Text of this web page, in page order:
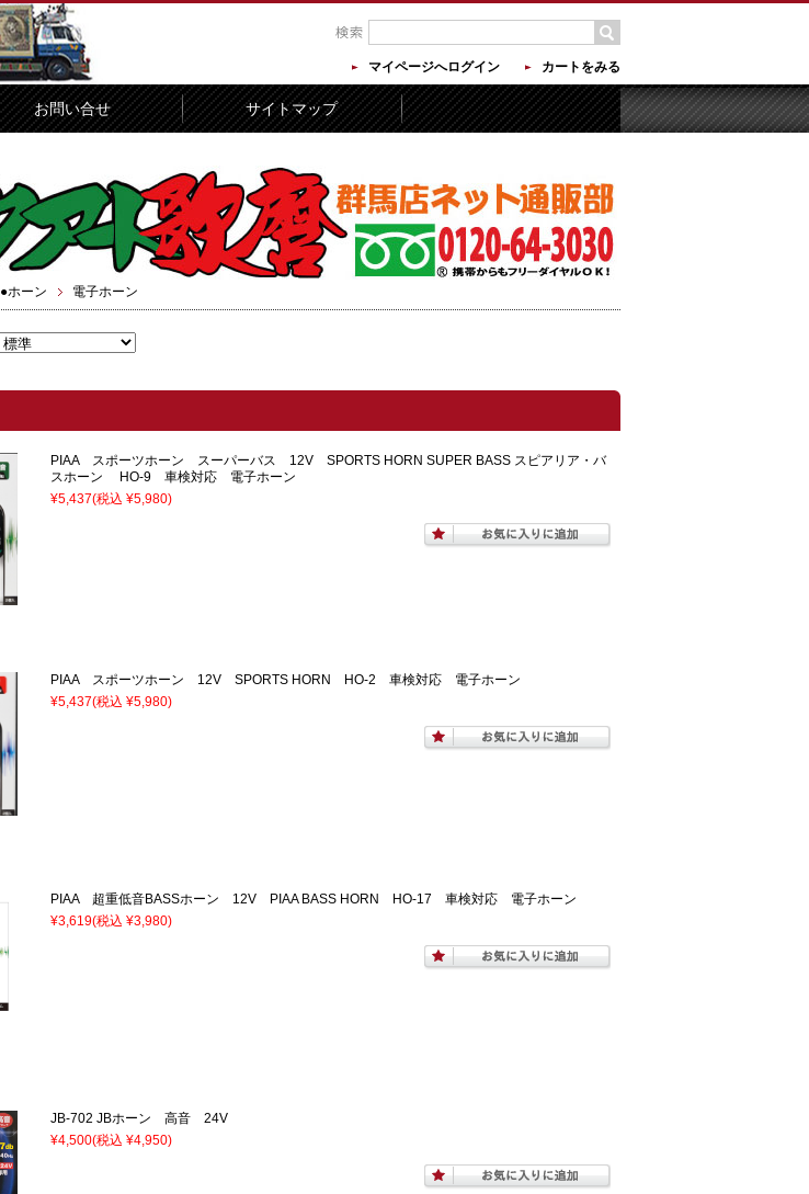
マイページへログイン カートをみる
お問い合せ サイトマップ
●ホーン 電子ホーン
PIAA スポーツホーン スーパーバス 12V SPORTS HORN SUPER BASS スピアリア・バ
スホーン HO-9 車検対応 電子ホーン
¥5,437(税込 ¥5,980)
PIAA スポーツホーン 12V SPORTS HORN HO-2 車検対応 電子ホーン
¥5,437(税込 ¥5,980)
PIAA 超重低音BASSホーン 12V PIAA BASS HORN HO-17 車検対応 電子ホーン
¥3,619(税込 ¥3,980)
JB-702 JBホーン 高音 24V
¥4,500(税込 ¥4,950)